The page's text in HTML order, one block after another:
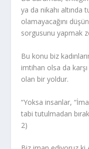
ya da nikahı altında
olamayacağını
sorgusunu yapmak
Bu konu biz
imtihan olsa da
olan bir yoldur.
“Yoksa insanlar,
tabi tutulmadan
2)